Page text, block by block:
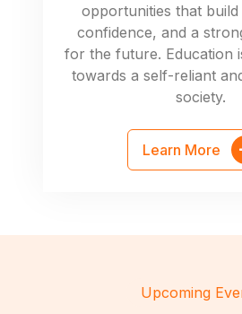
opportunities that build
confidence, and a
for the future. Education
towards a self-reliant
society.
Learn More
Upcoming